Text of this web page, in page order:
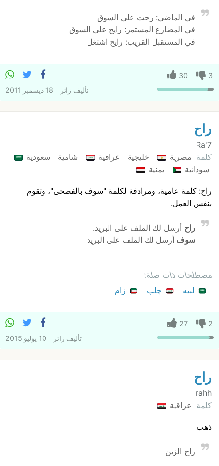
في الماضي: رحت على السوق
في المضارع المستمر: رايح على السوق
في المستقبل القريب: رايح اشتغل
3
30
تأليف زائر 18 ديسمبر 2011
راح
Ra'7
كلمة مصرية خليجية عراقية شامية
سعودية
سودانية
يمنية
راح: كلمة عامية، ومرادفة لكلمة "سوف بالفصحى"، وتقوم
بنفس العمل.
راح أرسل لك الملف على البريد.
سوف أرسل لك الملف على البريد
مصطلحات ذات صلة:
لبيه
چلب زام
2
27
تأليف زائر 10 يوليو 2015
راح
rahh
كلمة
عراقية
ذهب
راح الزين